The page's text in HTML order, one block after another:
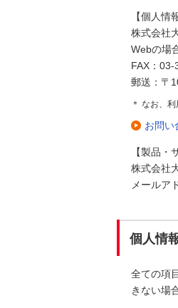
【個人情
株式会社
Webの場
FAX：
郵送：〒
＊ なお、
お問い
【製品・
株式会社
メールア
個人情
全ての項
きない場